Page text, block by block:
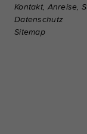
Kontakt, Anreise,
Datenschutz
Sitemap